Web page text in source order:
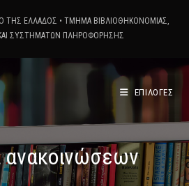
εργαλείων
ΤΗΣ ΕΛΛΑΔΟΣ • ΤΜΗΜΑ ΒΙΒΛΙΟΘΗΚΟΝΟΜΙΑΣ,
ΣΥΣΤΗΜΑΤΩΝ ΠΛΗΡΟΦΟΡΗΣΗΣ
ΕΠΙΛΟΓΕΣ
ανακοινώσεων